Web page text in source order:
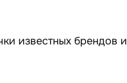
известных брендов и